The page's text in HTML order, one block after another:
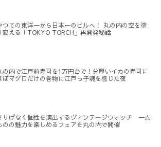
つての東洋一から日本一のビルへ！ 丸の内の空を塗
変える「TOKYO TORCH」再開発秘話
の内で江戸前寿司を1万円台で！分厚いイカの寿司に
ぼマグロだけの巻物に江戸っ子魂を感じた夜
りげなく個性を演出するヴィンテージウォッチ 一点
のの魅力を楽しめるフェアを丸の内で開催